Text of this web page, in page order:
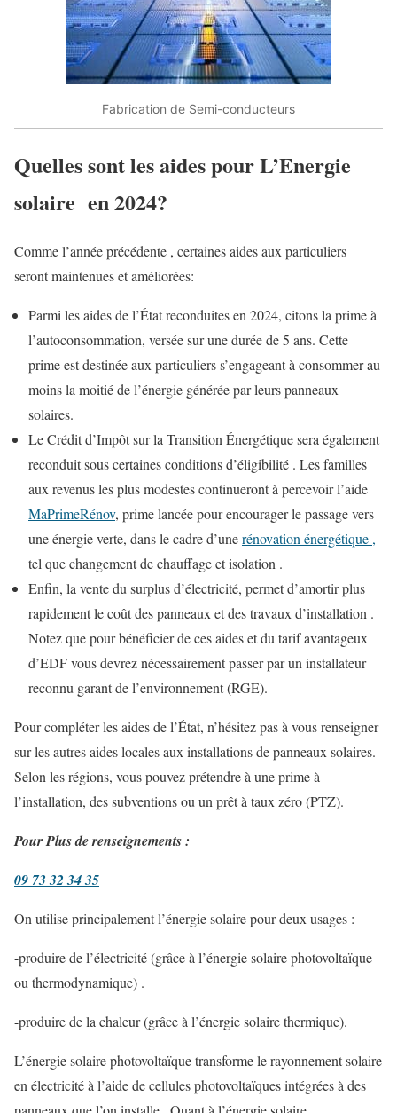
Fabrication de Semi-conducteurs
Quelles sont les aides pour L’Energie
solaire en 2024?
Comme l’année précédente , certaines aides aux particuliers
seront maintenues et améliorées:
Parmi les aides de l’État reconduites en 2024, citons la prime à
l’autoconsommation, versée sur une durée de 5 ans. Cette
prime est destinée aux particuliers s’engageant à consommer au
moins la moitié de l’énergie générée par leurs panneaux
solaires.
Le Crédit d’Impôt sur la Transition Énergétique sera également
reconduit sous certaines conditions d’éligibilité . Les familles
aux revenus les plus modestes continueront à percevoir l’aide
MaPrimeRénov, prime lancée pour encourager le passage vers
une énergie verte, dans le cadre d’unerénovation énergétique ,
tel que changement de chauffage et isolation .
Enfin, la vente du surplus d’électricité, permet d’amortir plus
rapidement le coût des panneaux et des travaux d’installation .
Notez que pour bénéficier de ces aides et du tarif avantageux
d’EDF vous devrez nécessairement passer par un installateur
reconnu garant de l’environnement (RGE).
Pour compléter les aides de l’État, n’hésitez pas à vous renseigner
sur les autres aides locales aux installations de panneaux solaires.
Selon les régions, vous pouvez prétendre à une prime à
l’installation, des subventions ou un prêt à taux zéro (PTZ).
Pour Plus de renseignements :
09 73 32 34 35
On utilise principalement l’énergie solaire pour deux usages :
-produire de l’électricité (grâce à l’énergie solaire photovoltaïque
ou thermodynamique) .
-produire de la chaleur (grâce à l’énergie solaire thermique).
L’énergie solaire photovoltaïque transforme le rayonnement solaire
en électricité à l’aide de cellules photovoltaïques intégrées à des